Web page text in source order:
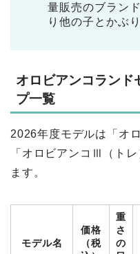
量販売のブラン
り他の子とかぶ
オロビアンコランド
プ一覧
2026年度モデルは「オ
「オロビアンコⅢ（ト
ます。
モデル名
価格
（税
重
さ
の